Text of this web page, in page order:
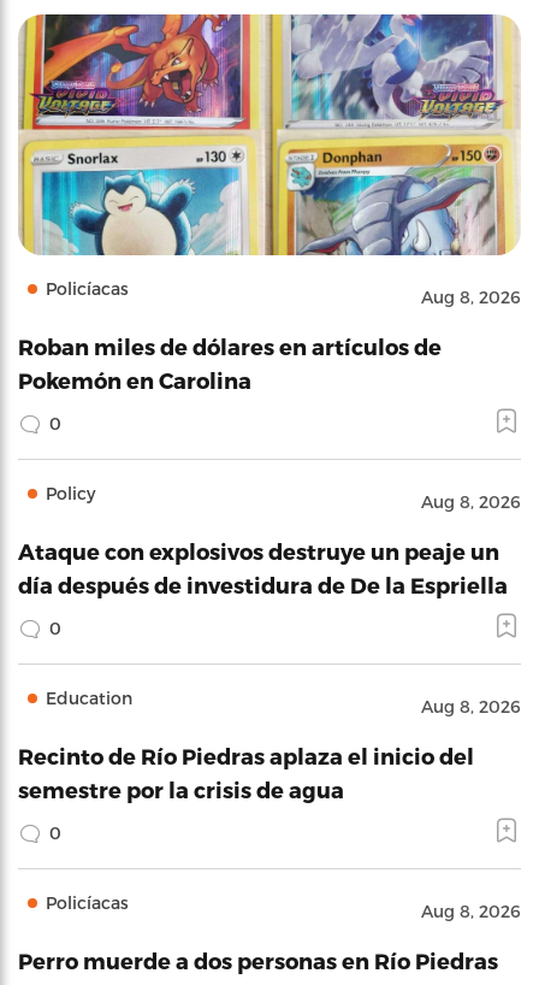
Policíacas Aug 8, 2026
Roban miles de dólares en artículos de
Pokemón en Carolina
0
Policy Aug 8, 2026
Ataque con explosivos destruye un peaje un
día después de investidura de De la Espriella
0
Education Aug 8, 2026
Recinto de Río Piedras aplaza el inicio del
semestre por la crisis de agua
0
Policíacas Aug 8, 2026
Perro muerde a dos personas en Río Piedras